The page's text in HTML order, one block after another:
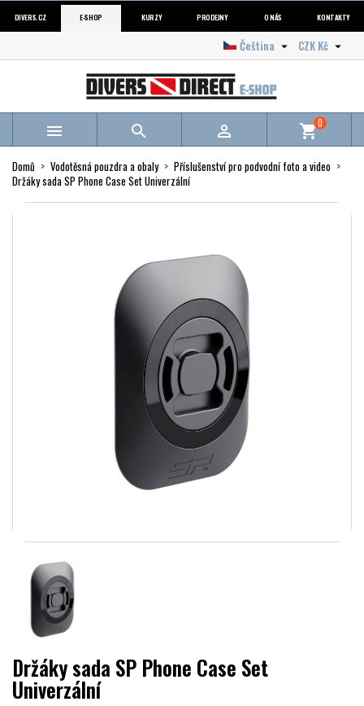
DIVERS.CZ E-SHOP KURZY PRODEJNY O NÁS KONTAKTY
CZK Kč 
Čeština 
   shopping_cart0
Domů Vodotěsná pouzdra a obaly
Příslušenství pro podvodní foto a video
Držáky sada SP Phone Case Set Univerzální
Držáky sada SP Phone Case Set
Univerzální